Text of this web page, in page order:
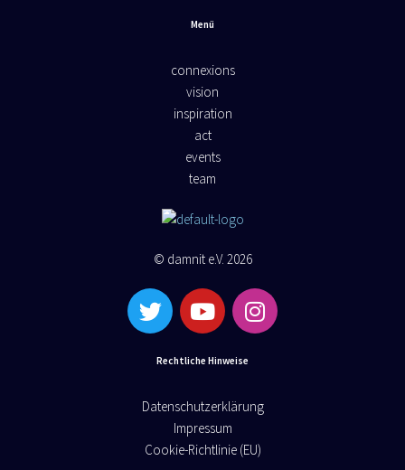
Menü
connexions
vision
inspiration
act
events
team
© damnit e.V. 2026
Rechtliche Hinweise
Datenschutzerklärung
Impressum
Cookie-Richtlinie (EU)